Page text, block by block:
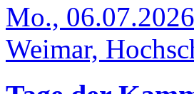
Mo.,
Weimar,